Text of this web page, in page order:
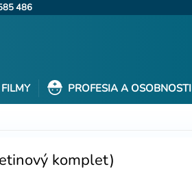
486
FILMY PROFESIA A OSOBNOSTI
komplet)